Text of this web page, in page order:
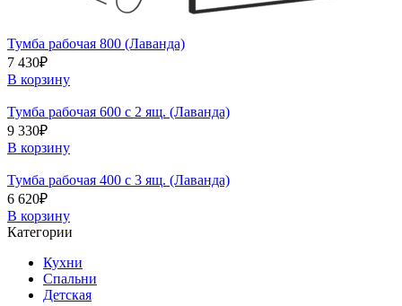
Тумба рабочая 800 (Лаванда)
7 430₽
В корзину
Тумба рабочая 600 с 2 ящ. (Лаванда)
9 330₽
В корзину
Тумба рабочая 400 с 3 ящ. (Лаванда)
6 620₽
В корзину
Категории
Кухни
Спальни
Детская